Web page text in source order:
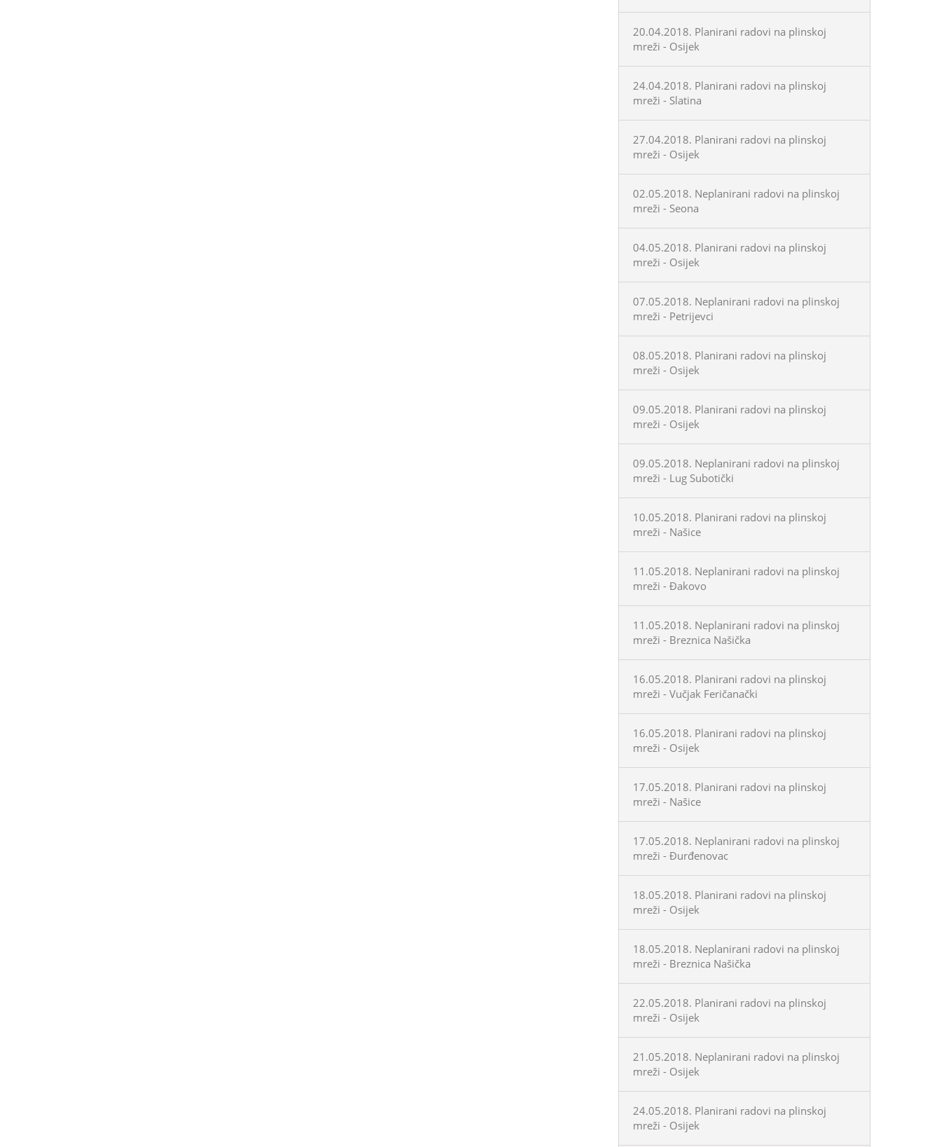
20.04.2018. Planirani radovi na plinskoj
mreži - Osijek
24.04.2018. Planirani radovi na plinskoj
mreži - Slatina
27.04.2018. Planirani radovi na plinskoj
mreži - Osijek
02.05.2018. Neplanirani radovi na plinskoj
mreži - Seona
04.05.2018. Planirani radovi na plinskoj
mreži - Osijek
07.05.2018. Neplanirani radovi na plinskoj
mreži - Petrijevci
08.05.2018. Planirani radovi na plinskoj
mreži - Osijek
09.05.2018. Planirani radovi na plinskoj
mreži - Osijek
09.05.2018. Neplanirani radovi na plinskoj
mreži - Lug Subotički
10.05.2018. Planirani radovi na plinskoj
mreži - Našice
11.05.2018. Neplanirani radovi na plinskoj
mreži - Đakovo
11.05.2018. Neplanirani radovi na plinskoj
mreži - Breznica Našička
16.05.2018. Planirani radovi na plinskoj
mreži - Vučjak Feričanački
16.05.2018. Planirani radovi na plinskoj
mreži - Osijek
17.05.2018. Planirani radovi na plinskoj
mreži - Našice
17.05.2018. Neplanirani radovi na plinskoj
mreži - Đurđenovac
18.05.2018. Planirani radovi na plinskoj
mreži - Osijek
18.05.2018. Neplanirani radovi na plinskoj
mreži - Breznica Našička
22.05.2018. Planirani radovi na plinskoj
mreži - Osijek
21.05.2018. Neplanirani radovi na plinskoj
mreži - Osijek
24.05.2018. Planirani radovi na plinskoj
mreži - Osijek